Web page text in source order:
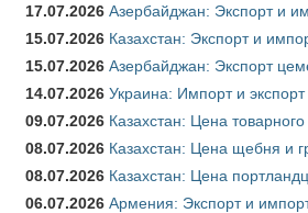
17.07.2026 Азербайджан: Экспорт и
15.07.2026 Казахстан: Экспорт и
15.07.2026 Азербайджан: Экспорт
14.07.2026 Украина: Импорт и
09.07.2026 Казахстан: Цена
08.07.2026 Казахстан: Цена щебня и
08.07.2026 Казахстан: Цена
06.07.2026 Армения: Экспорт и